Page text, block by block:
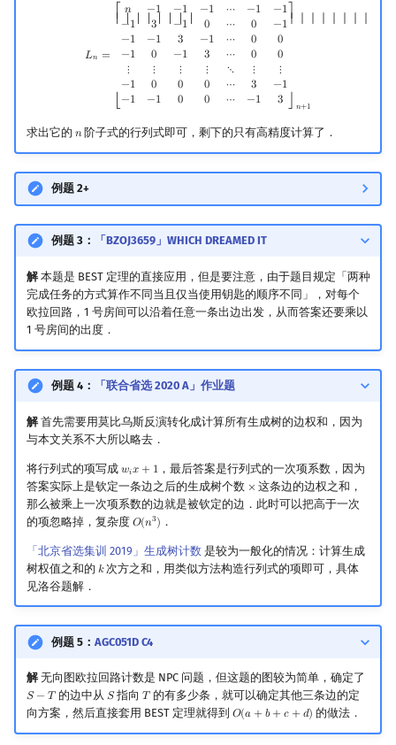
𝐿𝑛 =
⎡⎢ ⎢ ⎢ ⎢ ⎢ ⎢ ⎢ ⎢
⎣
𝑛 −1 −1 −1 ⋯ −1 −1
−1 3 −1 0 ⋯ 0 −1
−1 −1 3 −1 ⋯ 0
0
−1 0 −1 3 ⋯ 0
0
⋮
⋮ ⋮ ⋮ ⋱ ⋮
⋮
−1 0 0 0 ⋯ 3 −1
−1 −1 0 0 ⋯ −1 3
⎤⎥ ⎥ ⎥ ⎥ ⎥ ⎥ ⎥ ⎥
⎦ 𝑛+1
3− ⋯0 −1− −1⋯ 0− −13 00
求出它的 𝑛
n阶子式的行列式即可，剩下的只有高精度计算了．
例题 2+
例题 3： 「BZOJ3659」WHICH DREAMED IT
解本题是 BEST 定理的直接应用，但是要注意，由于题目规定「两种
完成任务的方式算作不同当且仅当使用钥匙的顺序不同」，对每个
欧拉回路，1 号房间可以沿着任意一条出边出发，从而答案还要乘以
1 号房间的出度．
例题 4： 「联合省选 2020 A」作业题
解首先需要用莫比乌斯反演转化成计算所有生成树的边权和，因为
与本文关系不大所以略去．
将行列式的项写成 𝑤𝑖𝑥 + 1
wix+ 1
，最后答案是行列式的一次项系数，因为
答案实际上是钦定一条边之后的生成树个数 ×
× 这条边的边权之和，
那么被乘上一次项系数的边就是被钦定的边．此时可以把高于一次
的项忽略掉，复杂度 𝑂(𝑛3)
O(n3) ．
「北京省选集训 2019」生成树计数 是较为一般化的情况：计算生成
树权值之和的 𝑘
k次方之和，用类似方法构造行列式的项即可，具体
见洛谷题解．
例题 5： AGC051D C4
解无向图欧拉回路计数是 NPC 问题，但这题的图较为简单，确定了
𝑆 − 𝑇
S− T 的边中从 𝑆
S指向 𝑇
T的有多少条，就可以确定其他三条边的定
向方案，然后直接套用 BEST 定理就得到 𝑂(𝑎 + 𝑏 + 𝑐 + 𝑑)
O(a+b +c +d) 的做法．